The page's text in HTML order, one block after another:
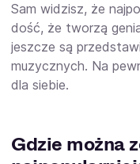
Sam widzisz, że
dość, że tworzą
jeszcze są
muzycznych. Na
dla siebie.
Gdzie można